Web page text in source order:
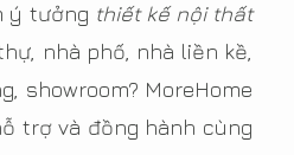
ý tưởng thiết kế nội thất
nhà phố, nhà liền kề,
showroom? MoreHome
trợ và đồng hành cùng